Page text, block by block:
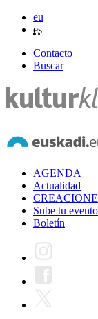
eu
es
Contacto
Buscar
AGENDA
Actualidad
Sube tu evento
Boletín